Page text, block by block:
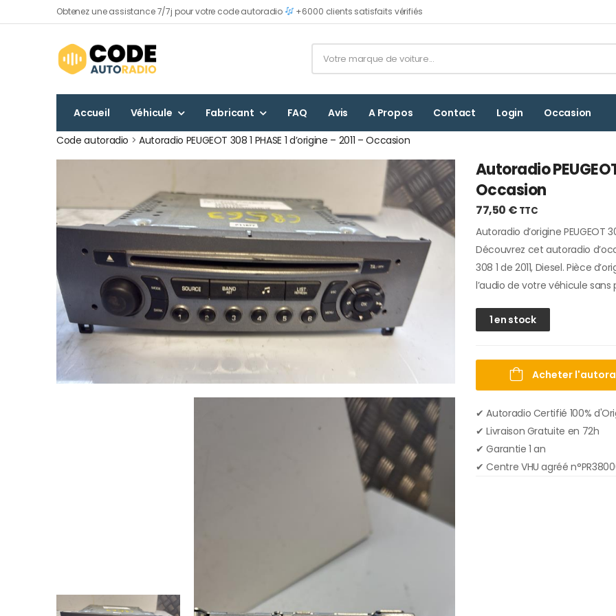
Obtenez une assistance 7/7j pour votre code autoradio +6000 clients satisfaits vérifiés
Accueil Véhicule Fabricant FAQ Avis A Propos Contact Login Occasion
Code autoradio >Autoradio PEUGEOT 308 1 PHASE 1 d’origine – 2011 – Occasion
Autoradio
Occasion
77,50 € TTC
Autoradio d’origine PEUGEOT
Découvrez cet autoradio
308 1 de 2011, Diesel. Pièce
l’audio de votre véhicule
1 en stock
Acheter
✔ Autoradio Certifié 100%
✔︎ Livraison Gratuite en 72h
✔︎ Garantie 1 an
✔︎ Centre VHU agréé